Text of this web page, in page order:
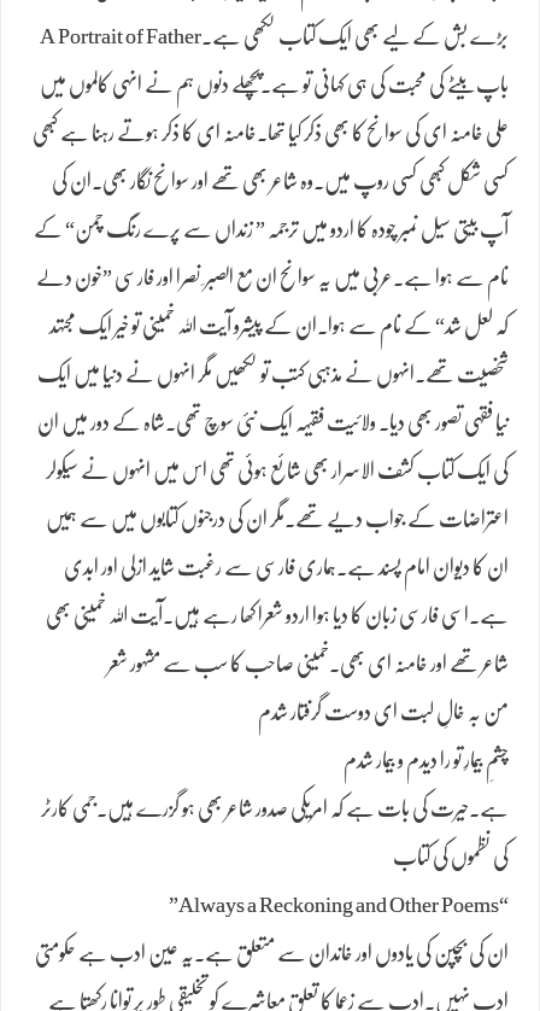
بڑے بش کے لیے بھی ایک کتاب لکھی ہے۔A Portrait of Father
باپ بیٹے کی محبت کی ہی کہانی تو ہے۔پچھلے دنوں ہم ںے انہی کالموں میں
علی خامنہ ای کی سوانح کا بھی ذکر کیا تھا۔خامنہ ای کا ذکر ہوتے رہنا ہے کبھی
کسی شکل کبھی کسی روپ میں۔وہ شاعر بھی تھے اور سوانح نگار بھی۔ان کی
آپ بیتی سیل نمبر چودہ کا اردو میں ترجمہ ” زنداں سے پرے رنگ چمن“ کے
نام سے ہوا ہے۔عربی میں یہ سوانح ان مع الصبر ِ نصرا اور فارسی ”خون دلے
کہ لعل شد“ کے نام سے ہوا۔ان کے پیشرو آیت اللہ خمینی تو خیر ایک مجتہد
شخصیت تھے۔انہوں نے مذہبی کتب تو لکھیں مگر انہوں نے دنیا میں ایک
نیا فقہی تصور بھی دیا۔ ولائیت فقیہہ ایک نئی سوچ تھی۔شاہ کے دور میں ان
کی ایک کتاب کشف الاسرار بھی شائع ہوئی تھی اس میں انہوں نے سیکولر
اعتراضات کے جواب دیے تھے۔مگر ان کی درجنوں کتابوں میں سے ہمیں
ان کا دیوان امام پسند ہے۔ہماری فارسی سے رغبت شاید ازلی اور ابدی
ہے۔اسی فارسی زبان کا دیا ہوا اردو شعرا کھا رہے ہیں۔آیت اللہ خمینی بھی
شاعر تھے اور خامنہ ای بھی۔خمینی صاحب کا سب سے مشہور شعر
من بہ خالِ لبت ای دوست گرفتار شدم
چشمِ بیمارِ تو را دیدم و بیمار شدم
ہے۔حیرت کی بات ہے کہ امریکی صدور شاعر بھی ہو گزرے ہیں۔جمی کارٹر
کی نظموں کی کتاب
“Always a Reckoning and Other Poems”
ان کی بچپن کی یادوں اور خاندان سے متعلق ہے۔یہ عین ادب ہے حکومتی
ادب نہیں۔ادب سے زعما کا تعلق معاشرے کو تخلیقی طور پر توانا رکھتا ہے